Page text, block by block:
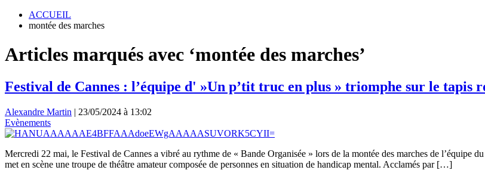
ACCUEIL
montée des marches
Articles marqués avec ‘montée des marches’
Festival de Cannes : l’équipe d' »Un p’tit truc en plus » triomphe sur le tapis
Alexandre Martin | 23/05/2024 à 13:02
Evènements
Mercredi 22 mai, le Festival de Cannes a vibré au rythme de « Bande Organisée » lors de la montée des marches de
met en scène une troupe de théâtre amateur composée de personnes en situation de handicap mental. Acclamés par […]